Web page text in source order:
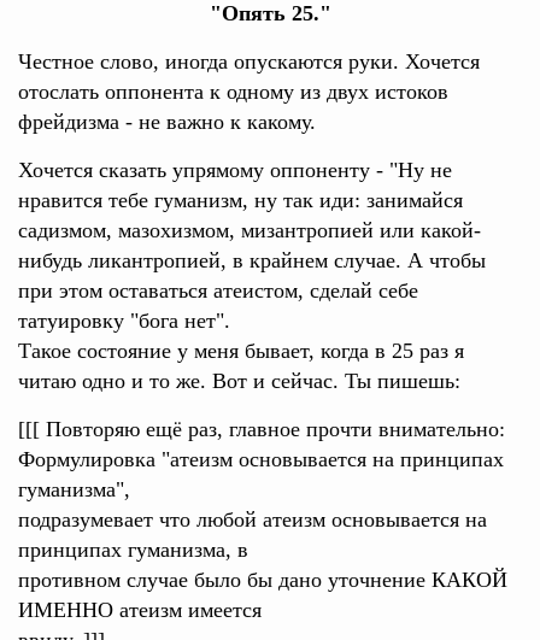
"Опять 25."
Честное слово, иногда опускаются руки. Хочется
отослать оппонента к одному из двух истоков
фрейдизма - не важно к какому.
Хочется сказать упрямому оппоненту - "Ну не
нравится тебе гуманизм, ну так иди: занимайся
садизмом, мазохизмом, мизантропией или какой-
нибудь ликантропией, в крайнем случае. А чтобы
при этом оставаться атеистом, сделай себе
татуировку "бога нет".
Такое состояние у меня бывает, когда в 25 раз я
читаю одно и то же. Вот и сейчас. Ты пишешь:
[[[ Повторяю ещё раз, главное прочти внимательно:
Формулировка "атеизм основывается на принципах
гуманизма",
подразумевает что любой атеизм основывается на
принципах гуманизма, в
противном случае было бы дано уточнение КАКОЙ
ИМЕННО атеизм имеется